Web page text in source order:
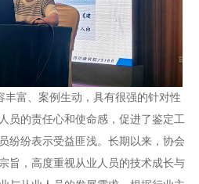
丰富、案例生动，具有很强的针对性
员的责任心和使命感，促进了鉴定工
纷纷表示受益匪浅。长期以来，协会
旨，高度重视从业人员的技术成长与